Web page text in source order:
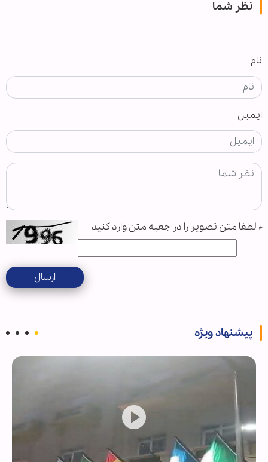
نظر شما
نام
ایمیل
* لطفا متن تصویر را در جعبه متن وارد کنید
ارسال
پیشنهاد ویژه